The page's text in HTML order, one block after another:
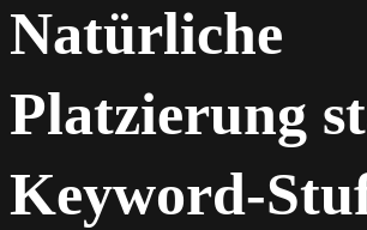
Natürliche
Platzierung
Keyword-